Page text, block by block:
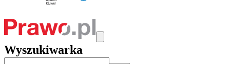
Wyszukiwarka